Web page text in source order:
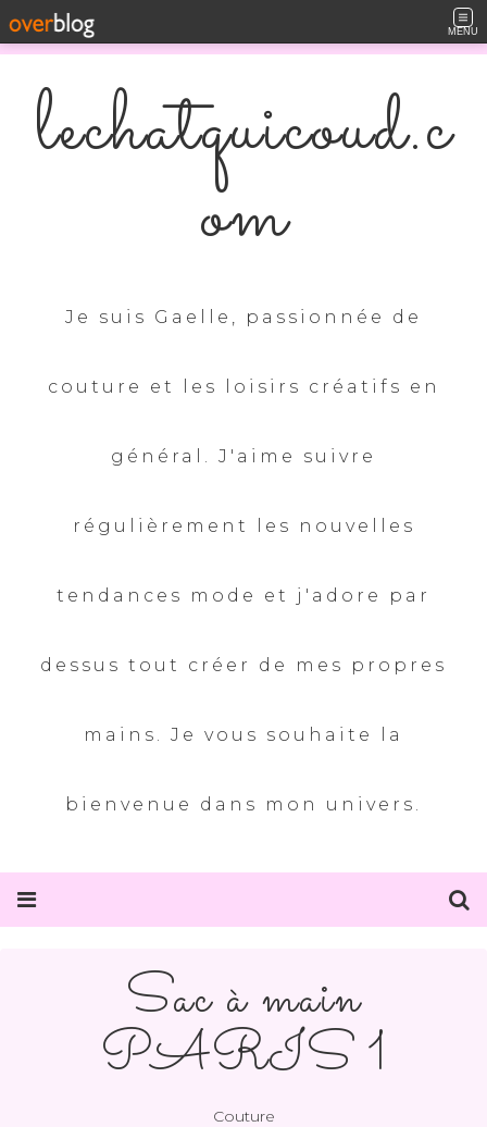
MENU
lechatquicoud.c
om
Je suis Gaelle, passionnée de
couture et les loisirs créatifs en
général. J'aime suivre
régulièrement les nouvelles
tendances mode et j'adore par
dessus tout créer de mes propres
mains. Je vous souhaite la
bienvenue dans mon univers.
Sac à main
PARIS 1
Couture